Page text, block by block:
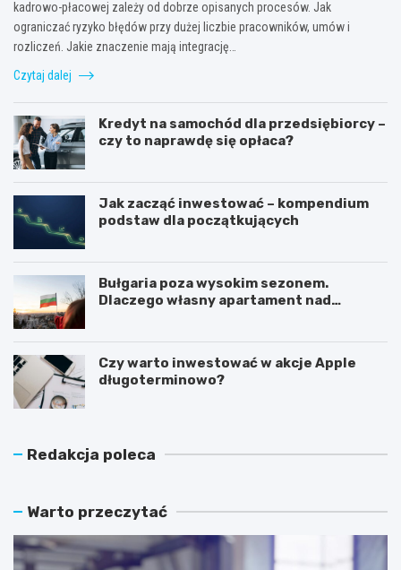
kadrowo-płacowej zależy od dobrze opisanych procesów. Jak
ograniczać ryzyko błędów przy dużej liczbie pracowników, umów i
rozliczeń. Jakie znaczenie mają integrację…
Czytaj dalej
Kredyt na samochód dla przedsiębiorcy –
czy to naprawdę się opłaca?
Jak zacząć inwestować – kompendium
podstaw dla początkujących
Bułgaria poza wysokim sezonem.
Dlaczego własny apartament nad
Czy warto inwestować w akcje Apple
długoterminowo?
Redakcja poleca
Warto przeczytać